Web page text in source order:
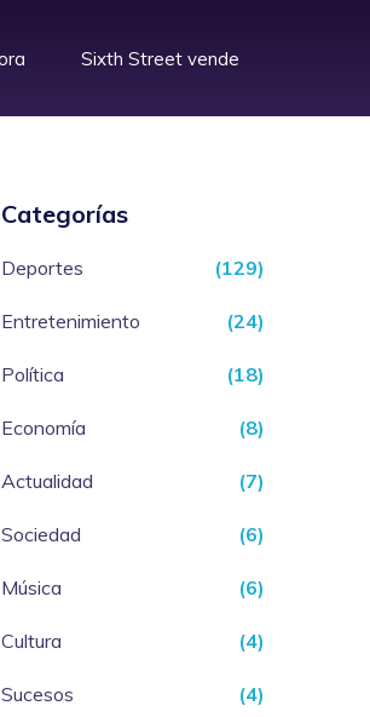
Sixth Street vende
Categorías
Deportes (129)
Entretenimiento (24)
Política (18)
Economía (8)
Actualidad (7)
Sociedad (6)
Música (6)
Cultura (4)
Sucesos (4)